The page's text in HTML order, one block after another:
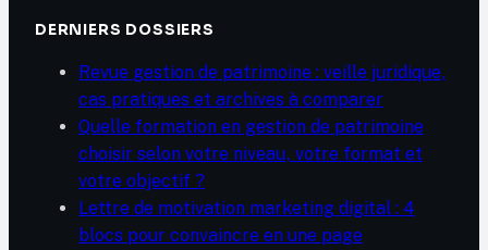
DERNIERS DOSSIERS
Revue gestion de patrimoine : veille juridique,
cas pratiques et archives à comparer
Quelle formation en gestion de patrimoine
choisir selon votre niveau, votre format et
votre objectif ?
Lettre de motivation marketing digital : 4
blocs pour convaincre en une page